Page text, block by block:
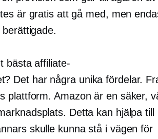
är gratis att gå med, men
bästa affiliate-
Det har några unika fördelar.
plattform. Amazon är en säker,
Detta kan hjälpa till
skulle kunna stå i vägen för